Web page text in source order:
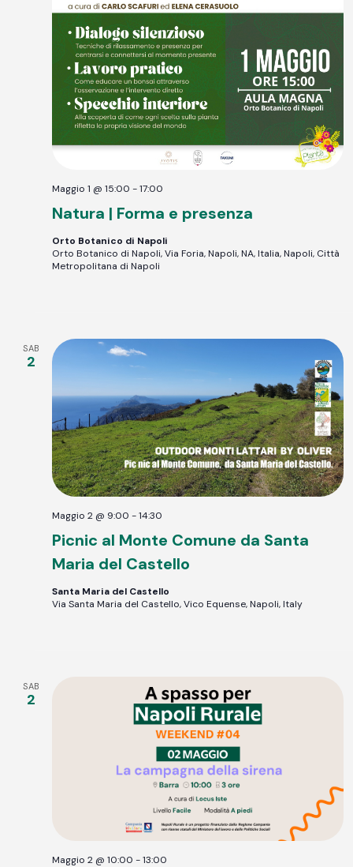
Natura | Forma e presenza
Maggio 1 @ 15:00 -17:00
Orto Botanico di Napoli
Orto Botanico di Napoli, Via Foria, Napoli, NA, Italia, Napoli, Città
Metropolitana di Napoli
SAB
2
Picnic al Monte Comune da Santa
Maria del Castello
Maggio 2 @ 9:00 -14:30
Santa Maria del Castello
Via Santa Maria del Castello, Vico Equense, Napoli, Italy
SAB
2
Maggio 2 @ 10:00 -13:00